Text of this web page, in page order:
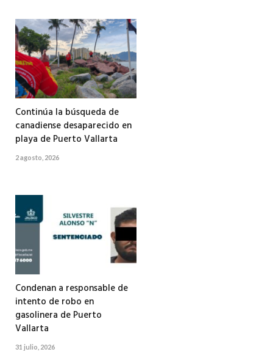
Continúa la búsqueda de
canadiense desaparecido en
playa de Puerto Vallarta
2 agosto, 2026
Condenan a responsable de
intento de robo en
gasolinera de Puerto
Vallarta
31 julio, 2026